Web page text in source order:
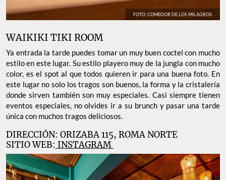
FOTO: COMEDOR DE LOS MILAGROS
WAIKIKI TIKI ROOM
Ya entrada la tarde puedes tomar un muy buen coctel con mucho
estilo en este lugar. Su estilo playero muy de la jungla con mucho
color, es el spot al que todos quieren ir para una buena foto. En
este lugar no solo los tragos son buenos, la forma y la cristalería
donde sirven también son muy especiales. Casi siempre tienen
eventos especiales, no olvides ir a su brunch y pasar una tarde
única con muchos tragos deliciosos.
DIRECCIÓN: ORIZABA 115, ROMA NORTE
SITIO WEB: INSTAGRAM